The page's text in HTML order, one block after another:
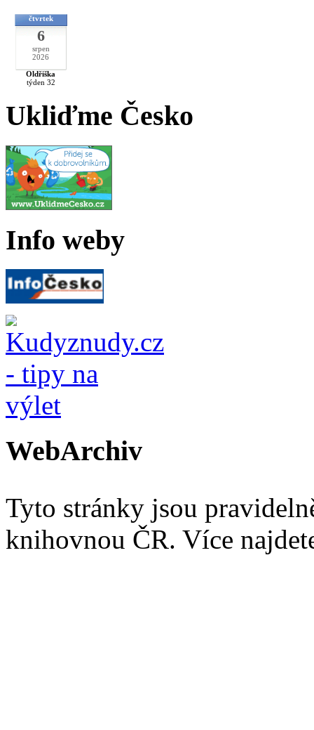
čtvrtek
6
srpen
2026
Oldřiška
týden 32
Ukliďme Česko
Info weby
WebArchiv
Tyto stránky jsou
knihovnou ČR. Více